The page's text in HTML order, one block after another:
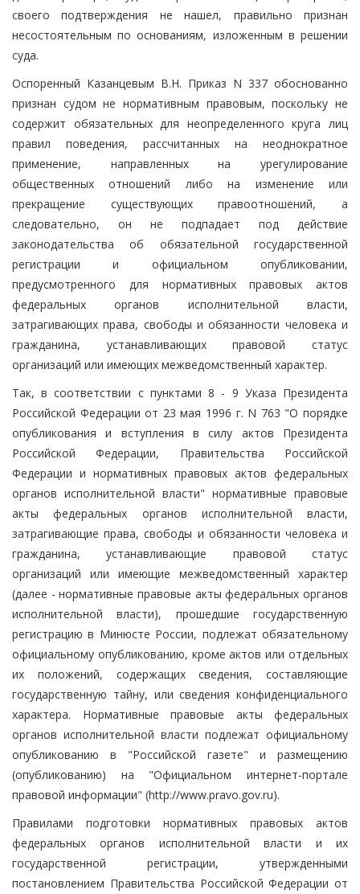
своего подтверждения не нашел, правильно признан
несостоятельным по основаниям, изложенным в решении
суда.
Оспоренный Казанцевым В.Н. Приказ N 337 обоснованно
признан судом не нормативным правовым, поскольку не
содержит обязательных для неопределенного круга лиц
правил поведения, рассчитанных на неоднократное
применение, направленных на урегулирование
общественных отношений либо на изменение или
прекращение существующих правоотношений, а
следовательно, он не подпадает под действие
законодательства об обязательной государственной
регистрации и официальном опубликовании,
предусмотренного для нормативных правовых актов
федеральных органов исполнительной власти,
затрагивающих права, свободы и обязанности человека и
гражданина, устанавливающих правовой статус
организаций или имеющих межведомственный характер.
Так, в соответствии с пунктами 8 - 9 Указа Президента
Российской Федерации от 23 мая 1996 г. N 763 "О порядке
опубликования и вступления в силу актов Президента
Российской Федерации, Правительства Российской
Федерации и нормативных правовых актов федеральных
органов исполнительной власти" нормативные правовые
акты федеральных органов исполнительной власти,
затрагивающие права, свободы и обязанности человека и
гражданина, устанавливающие правовой статус
организаций или имеющие межведомственный характер
(далее - нормативные правовые акты федеральных органов
исполнительной власти), прошедшие государственную
регистрацию в Минюсте России, подлежат обязательному
официальному опубликованию, кроме актов или отдельных
их положений, содержащих сведения, составляющие
государственную тайну, или сведения конфиденциального
характера. Нормативные правовые акты федеральных
органов исполнительной власти подлежат официальному
опубликованию в "Российской газете" и размещению
(опубликованию) на "Официальном интернет-портале
правовой информации" (http://www.pravo.gov.ru).
Правилами подготовки нормативных правовых актов
федеральных органов исполнительной власти и их
государственной регистрации, утвержденными
постановлением Правительства Российской Федерации от